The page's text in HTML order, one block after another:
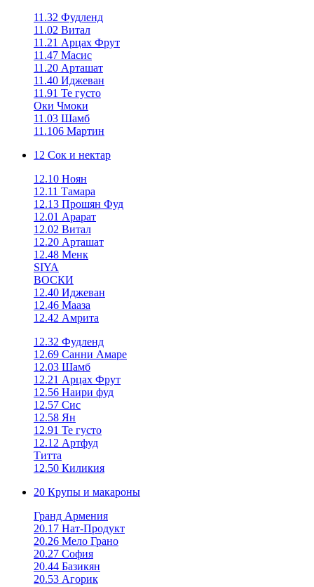
11.32 Фудленд
11.02 Витал
11.21 Арцах Фрут
11.47 Масис
11.20 Арташат
11.40 Иджеван
11.91 Те густо
Оки Чмоки
11.03 Шамб
11.106 Мартин
12 Сок и нектар
12.10 Ноян
12.11 Тамара
12.13 Прошян Фуд
12.01 Арарат
12.02 Витал
12.20 Арташат
12.48 Менк
SIYA
ВОСКИ
12.40 Иджеван
12.46 Мааза
12.42 Амрита
12.32 Фудленд
12.69 Санни Амаре
12.03 Шамб
12.21 Арцах Фрут
12.56 Наири фуд
12.57 Сис
12.58 Ян
12.91 Те густо
12.12 Артфуд
Титта
12.50 Киликия
20 Крупы и макароны
Гранд Армения
20.17 Нат-Продукт
20.26 Мело Грано
20.27 София
20.44 Базикян
20.53 Агорик